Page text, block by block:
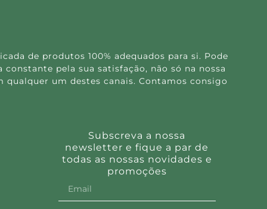
de produtos 100% adequados para si. Pode
pela sua satisfação, não só na nossa
um destes canais. Contamos consigo
Subscreva a nossa
newsletter e fique a par de
todas as nossas novidades e
promoções